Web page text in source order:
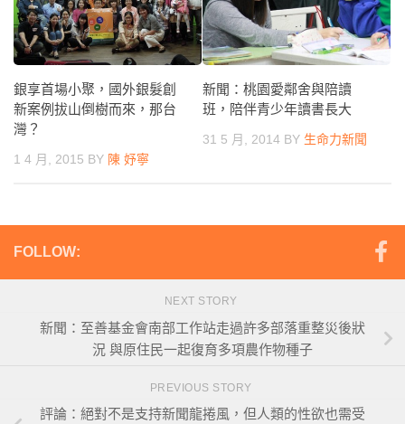
銀享首場小聚，國外銀髮創
新案例拔山倒樹而來，那台
灣？
1 4 月, 2015 BY 陳 妤寧
新聞：桃園愛鄰舍與陪讀
班，陪伴青少年讀書長大
31 5 月, 2014 BY 生命力新聞
FOLLOW:
NEXT STORY
新聞：至善基金會南部工作站走過許多部落重整災後狀
況 與原住民一起復育多項農作物種子
PREVIOUS STORY
評論：絕對不是支持新聞龍捲風，但人類的性欲也需受